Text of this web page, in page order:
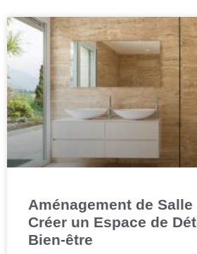
Aménagement de Salle
Créer un Espace de
Bien-être